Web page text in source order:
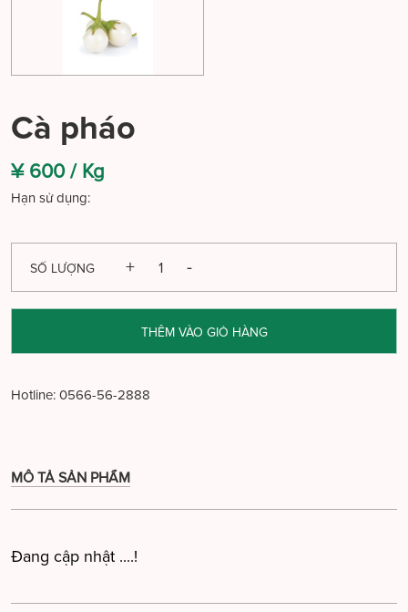
Cà pháo
¥ 600 / Kg
Hạn sử dụng:
SỐ LƯỢNG
THÊM VÀO GIỎ HÀNG
Hotline: 0566-56-2888
MÔ TẢ SẢN PHẨM
Đang cập nhật ....!